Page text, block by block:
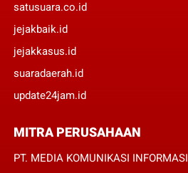
satusuara.co.id
jejakbaik.id
jejakkasus.id
suaradaerah.id
update24jam.id
MITRA PERUSAHAAN
PT. MEDIA KOMUNIKASI INFORMASI